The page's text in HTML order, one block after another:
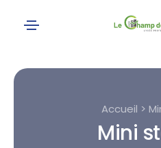
Accueil >
Mini